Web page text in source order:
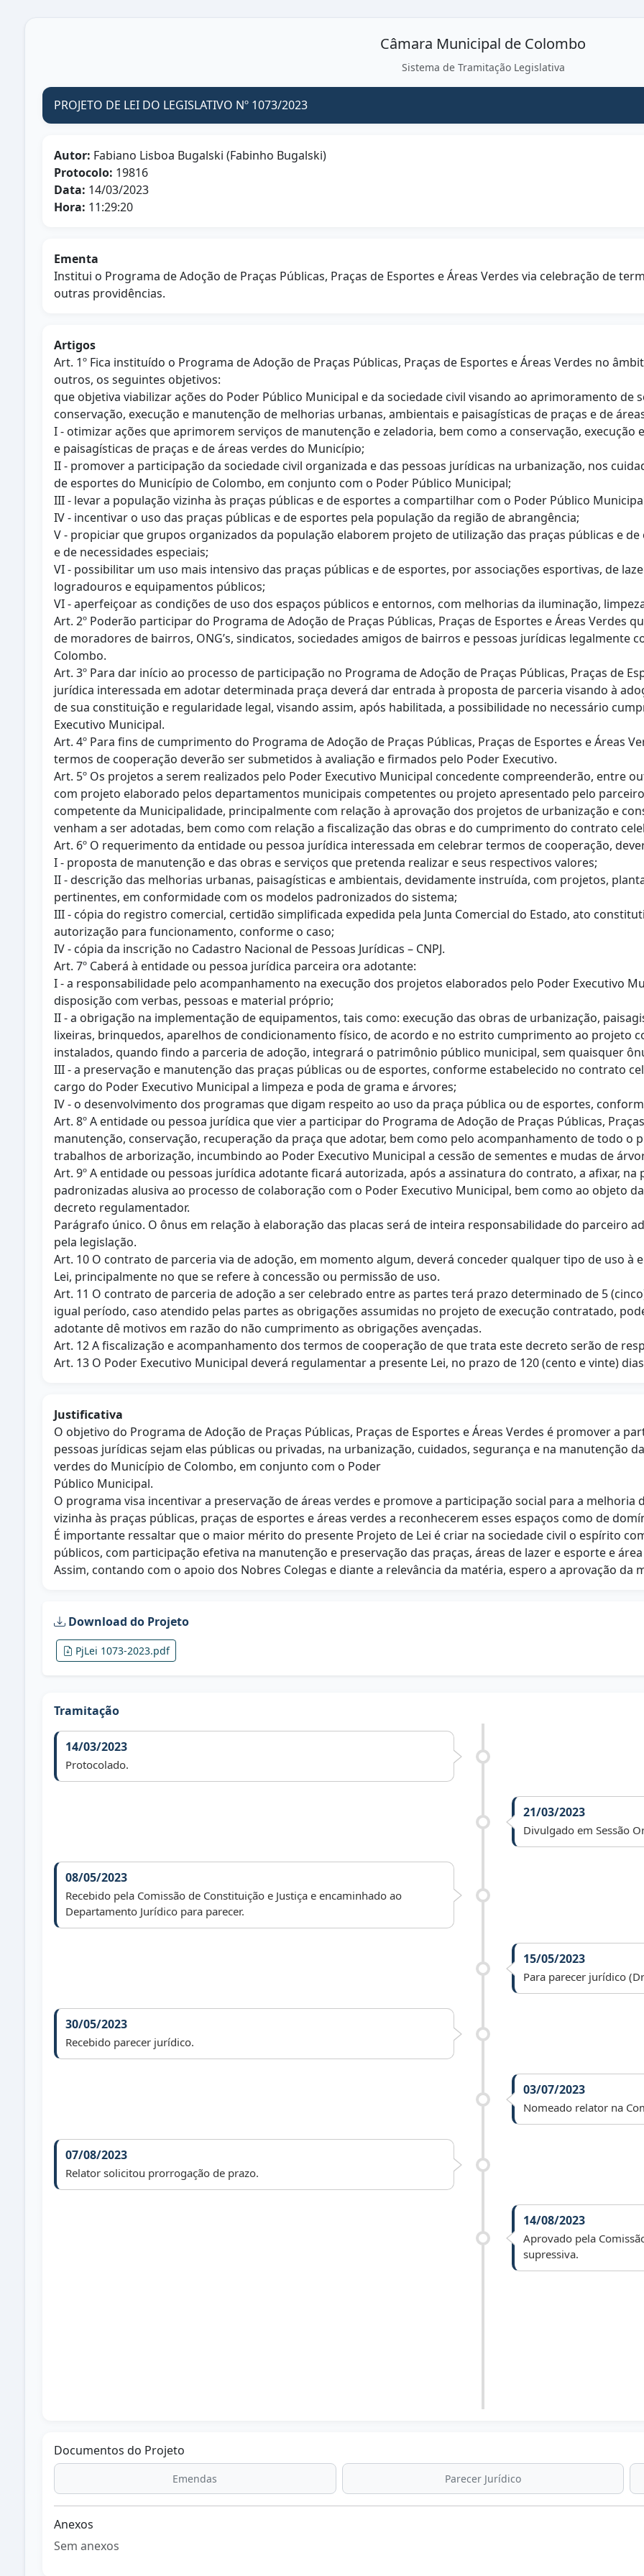
Câmara Municipal de Colombo
Sistema de Tramitação Legislativa
PROJETO DE LEI DO LEGISLATIVO Nº 1073/2023
Autor: Fabiano Lisboa Bugalski (Fabinho Bugalski)
Protocolo: 19816
Data: 14/03/2023
Hora: 11:29:20
Ementa
Institui o Programa de Adoção de Praças Públicas, Praças de Esportes e Áreas Verdes via celebração de
outras providências.
Artigos
Art. 1º Fica instituído o Programa de Adoção de Praças Públicas, Praças de Esportes e Áreas Verdes no
outros, os seguintes objetivos:
que objetiva viabilizar ações do Poder Público Municipal e da sociedade civil visando ao aprimoramento de
conservação, execução e manutenção de melhorias urbanas, ambientais e paisagísticas de praças e de
I - otimizar ações que aprimorem serviços de manutenção e zeladoria, bem como a conservação,
e paisagísticas de praças e de áreas verdes do Município;
II - promover a participação da sociedade civil organizada e das pessoas jurídicas na urbanização, nos
de esportes do Município de Colombo, em conjunto com o Poder Público Municipal;
III - levar a população vizinha às praças públicas e de esportes a compartilhar com o Poder Público
IV - incentivar o uso das praças públicas e de esportes pela população da região de abrangência;
V - propiciar que grupos organizados da população elaborem projeto de utilização das praças públicas e
e de necessidades especiais;
VI - possibilitar um uso mais intensivo das praças públicas e de esportes, por associações esportivas, de
logradouros e equipamentos públicos;
VI - aperfeiçoar as condições de uso dos espaços públicos e entornos, com melhorias da iluminação,
Art. 2º Poderão participar do Programa de Adoção de Praças Públicas, Praças de Esportes e Áreas Verdes
de moradores de bairros, ONG’s, sindicatos, sociedades amigos de bairros e pessoas jurídicas legalmente
Colombo.
Art. 3º Para dar início ao processo de participação no Programa de Adoção de Praças Públicas, Praças de
jurídica interessada em adotar determinada praça deverá dar entrada à proposta de parceria visando à
de sua constituição e regularidade legal, visando assim, após habilitada, a possibilidade no necessário
Executivo Municipal.
Art. 4º Para fins de cumprimento do Programa de Adoção de Praças Públicas, Praças de Esportes e Áreas
termos de cooperação deverão ser submetidos à avaliação e firmados pelo Poder Executivo.
Art. 5º Os projetos a serem realizados pelo Poder Executivo Municipal concedente compreenderão, entre
com projeto elaborado pelos departamentos municipais competentes ou projeto apresentado pelo
competente da Municipalidade, principalmente com relação à aprovação dos projetos de urbanização e
venham a ser adotadas, bem como com relação a fiscalização das obras e do cumprimento do contrato
Art. 6º O requerimento da entidade ou pessoa jurídica interessada em celebrar termos de cooperação,
I - proposta de manutenção e das obras e serviços que pretenda realizar e seus respectivos valores;
II - descrição das melhorias urbanas, paisagísticas e ambientais, devidamente instruída, com projetos,
pertinentes, em conformidade com os modelos padronizados do sistema;
III - cópia do registro comercial, certidão simplificada expedida pela Junta Comercial do Estado, ato
autorização para funcionamento, conforme o caso;
IV - cópia da inscrição no Cadastro Nacional de Pessoas Jurídicas – CNPJ.
Art. 7º Caberá à entidade ou pessoa jurídica parceira ora adotante:
I - a responsabilidade pelo acompanhamento na execução dos projetos elaborados pelo Poder Executivo
disposição com verbas, pessoas e material próprio;
II - a obrigação na implementação de equipamentos, tais como: execução das obras de urbanização,
lixeiras, brinquedos, aparelhos de condicionamento físico, de acordo e no estrito cumprimento ao projeto
instalados, quando findo a parceria de adoção, integrará o patrimônio público municipal, sem quaisquer
III - a preservação e manutenção das praças públicas ou de esportes, conforme estabelecido no contrato
cargo do Poder Executivo Municipal a limpeza e poda de grama e árvores;
IV - o desenvolvimento dos programas que digam respeito ao uso da praça pública ou de esportes,
Art. 8º A entidade ou pessoa jurídica que vier a participar do Programa de Adoção de Praças Públicas,
manutenção, conservação, recuperação da praça que adotar, bem como pelo acompanhamento de todo o
trabalhos de arborização, incumbindo ao Poder Executivo Municipal a cessão de sementes e mudas de
Art. 9º A entidade ou pessoas jurídica adotante ficará autorizada, após a assinatura do contrato, a afixar,
padronizadas alusiva ao processo de colaboração com o Poder Executivo Municipal, bem como ao objeto
decreto regulamentador.
Parágrafo único. O ônus em relação à elaboração das placas será de inteira responsabilidade do parceiro
pela legislação.
Art. 10 O contrato de parceria via de adoção, em momento algum, deverá conceder qualquer tipo de uso à
Lei, principalmente no que se refere à concessão ou permissão de uso.
Art. 11 O contrato de parceria de adoção a ser celebrado entre as partes terá prazo determinado de 5
igual período, caso atendido pelas partes as obrigações assumidas no projeto de execução contratado,
adotante dê motivos em razão do não cumprimento as obrigações avençadas.
Art. 12 A fiscalização e acompanhamento dos termos de cooperação de que trata este decreto serão de
Art. 13 O Poder Executivo Municipal deverá regulamentar a presente Lei, no prazo de 120 (cento e vinte)
Justificativa
O objetivo do Programa de Adoção de Praças Públicas, Praças de Esportes e Áreas Verdes é promover a
pessoas jurídicas sejam elas públicas ou privadas, na urbanização, cuidados, segurança e na manutenção
verdes do Município de Colombo, em conjunto com o Poder
Público Municipal.
O programa visa incentivar a preservação de áreas verdes e promove a participação social para a melhoria
vizinha às praças públicas, praças de esportes e áreas verdes a reconhecerem esses espaços como de
É importante ressaltar que o maior mérito do presente Projeto de Lei é criar na sociedade civil o espírito
públicos, com participação efetiva na manutenção e preservação das praças, áreas de lazer e esporte e
Assim, contando com o apoio dos Nobres Colegas e diante a relevância da matéria, espero a aprovação da
Download do Projeto
PjLei 1073-2023.pdf
Tramitação
14/03/2023
Protocolado.
21/03/2023
Divulgado em Sessão
08/05/2023
Recebido pela Comissão de Constituição e Justiça e encaminhado ao
Departamento Jurídico para parecer.
15/05/2023
Para parecer jurídico
30/05/2023
Recebido parecer jurídico.
03/07/2023
Nomeado relator na
07/08/2023
Relator solicitou prorrogação de prazo.
14/08/2023
Aprovado pela
supressiva.
Documentos do Projeto
Emendas Parecer Jurídico
Anexos
Sem anexos